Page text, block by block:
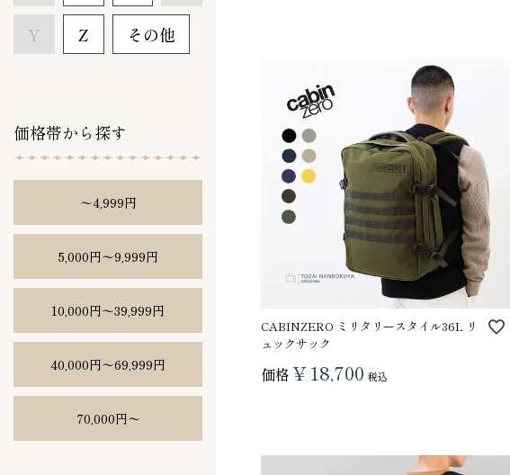
Y Z その他
価格帯から探す
〜4,999円
5,000円〜9,999円
10,000円〜39,999円
40,000円〜69,999円
70,000円〜
CABINZERO ミリタリースタイル36L リ
ュックサック
価格 ¥ 18,700 税込